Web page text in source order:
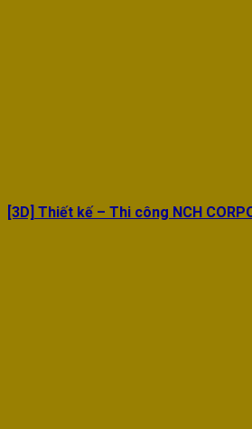
[3D] Thiết kế – Thi công NCH